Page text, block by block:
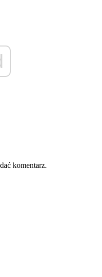
komentarz.